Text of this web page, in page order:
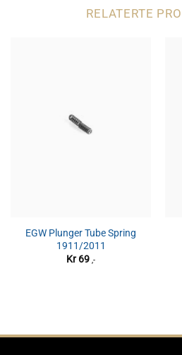
RELATERTE
EGW Plunger Tube Spring
1911/2011
Kr69 ,-